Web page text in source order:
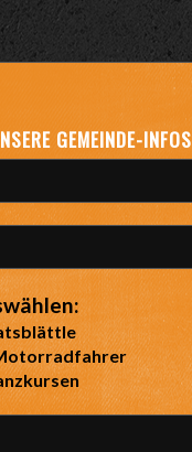
GEMEINDE-INFOS